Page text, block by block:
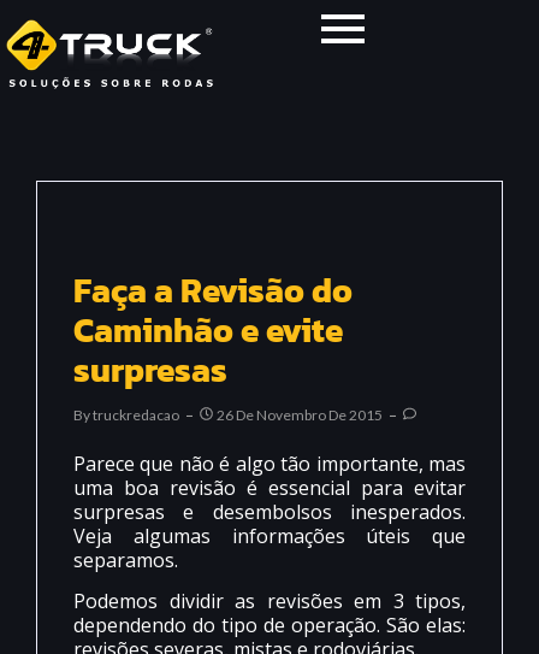
Faça a Revisão do
Caminhão e evite
surpresas
ByTruckredacao 26 De Novembro De 2015
Parece que não é algo tão importante, mas
uma boa revisão é essencial para evitar
surpresas e desembolsos inesperados.
Veja algumas informações úteis que
separamos.
Podemos dividir as revisões em 3 tipos,
dependendo do tipo de operação. São elas: